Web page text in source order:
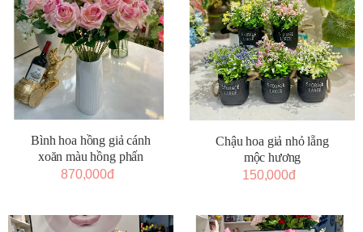
Bình hoa hồng giả cánh
xoăn màu hồng phấn
870,000đ
Chậu hoa giả nhỏ lẵng
mộc hương
150,000đ